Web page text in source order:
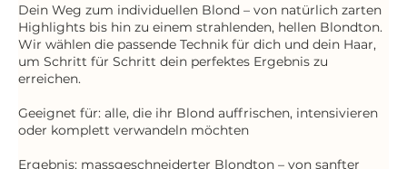
Dein Weg zum individuellen Blond – von natürlich zarten
Highlights bis hin zu einem strahlenden, hellen Blondton.
Wir wählen die passende Technik für dich und dein Haar,
um Schritt für Schritt dein perfektes Ergebnis zu
erreichen.
Geeignet für: alle, die ihr Blond auffrischen, intensivieren
oder komplett verwandeln möchten
Ergebnis: massgeschneiderter Blondton – von sanfter